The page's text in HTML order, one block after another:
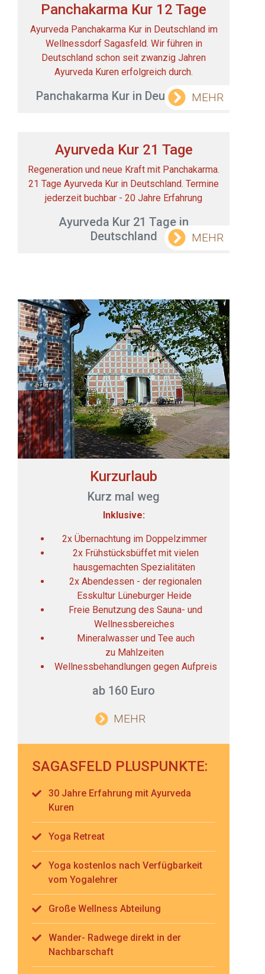
Panchakarma Kur 12 Tage
Ayurveda Panchakarma Kur in Deutschland im
Wellnessdorf Sagasfeld. Wir führen in
Deutschland schon seit zwanzig Jahren
Ayurveda Kuren erfolgreich durch.
Panchakarma Kur in Deutschland
MEHR
Ayurveda Kur 21 Tage
Regeneration und neue Kraft mit Panchakarma.
21 Tage Ayurveda Kur in Deutschland. Termine
jederzeit buchbar - 20 Jahre Erfahrung
Ayurveda Kur 21 Tage in
Deutschland
MEHR
Kurzurlaub
Kurz mal weg
Inklusive:
2x Übernachtung im Doppelzimmer
2x Frühstücksbüffet mit vielen
hausgemachten Spezialitäten
2x Abendessen - der regionalen
Esskultur Lüneburger Heide
Freie Benutzung des Sauna- und
Wellnessbereiches
Mineralwasser und Tee auch
zu Mahlzeiten
Wellnessbehandlungen gegen Aufpreis
ab 160 Euro
MEHR
SAGASFELD PLUSPUNKTE:
30 Jahre Erfahrung mit Ayurveda
Kuren
Yoga Retreat
Yoga kostenlos nach Verfügbarkeit
vom Yogalehrer
Große Wellness Abteilung
Wander- Radwege direkt in der
Nachbarschaft